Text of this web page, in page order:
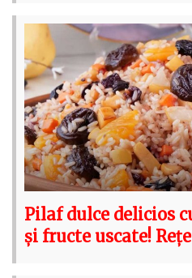
Pilaf dulce delicios
și fructe uscate!